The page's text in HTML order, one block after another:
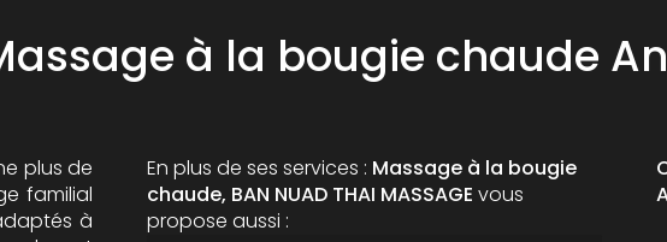
à la bougie chaude
plus de
familial
à
En plus de ses services : Massage à la bougie
chaude, BAN NUAD THAI MASSAGE vous
propose aussi :